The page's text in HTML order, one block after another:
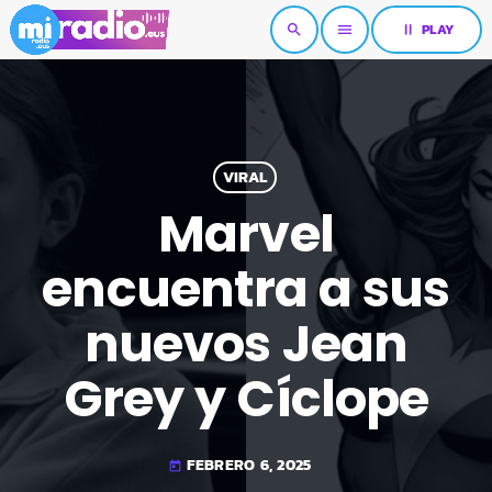
search menu pause PLAY
VIRAL
Marvel
encuentra a sus
nuevos Jean
Grey y Cíclope
today FEBRERO 6, 2025